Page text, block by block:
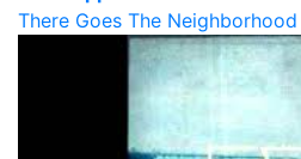
There Goes The Neighborhood